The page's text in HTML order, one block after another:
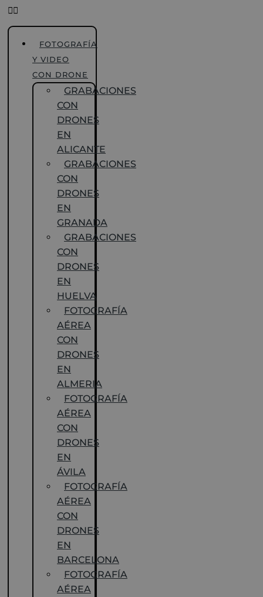
FOTOGRAFÍA
Y VIDEO
CON DRONE
GRABACIONES
CON
DRONES
EN
ALICANTE
GRABACIONES
CON
DRONES
EN
GRANADA
GRABACIONES
CON
DRONES
EN
HUELVA
FOTOGRAFÍA
AÉREA
CON
DRONES
EN
ALMERIA
FOTOGRAFÍA
AÉREA
CON
DRONES
EN
ÁVILA
FOTOGRAFÍA
AÉREA
CON
DRONES
EN
BARCELONA
FOTOGRAFÍA
AÉREA